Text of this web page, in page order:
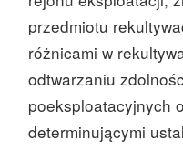
przedmiotu
różnicami w
odtwarzaniu
poeksploatacyjnych
determinującymi